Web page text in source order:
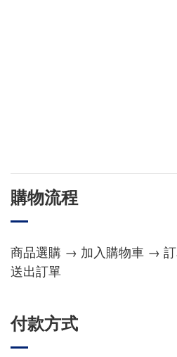
購物流程
商品選購 → 加入購物車 →
送出訂單
付款方式